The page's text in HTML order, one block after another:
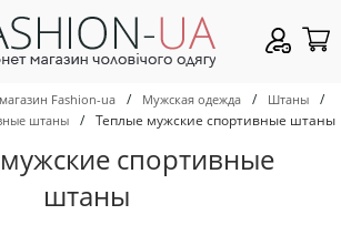
Fashion-ua / Мужская одежда / Штаны /
штаны / Теплые мужские спортивные штаны
спортивные
штаны